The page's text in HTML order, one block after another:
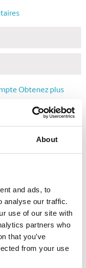
About
and ads, to
analyse our traffic.
use of our site with
partners who
that you’ve
from your use
Obtenez plus